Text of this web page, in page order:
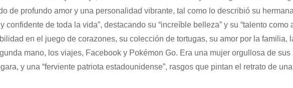
de profundo amor y una personalidad vibrante, tal como lo describió su
confidente de toda la vida”, destacando su “increíble belleza” y su “talento como
en el juego de corazones, su colección de tortugas, su amor por la familia,
mano, los viajes, Facebook y Pokémon Go. Era una mujer orgullosa de sus
y una “ferviente patriota estadounidense”, rasgos que pintan el retrato de una